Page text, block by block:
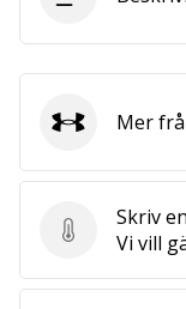
Skriv en
Skriv
Vi vill
UnderMer